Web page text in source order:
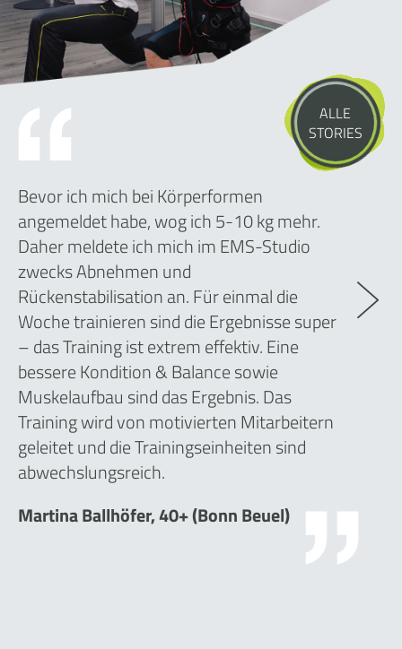
ALLE
STORIES
Bevor ich mich bei Körperformen
angemeldet habe, wog ich 5-10 kg mehr.
Daher meldete ich mich im EMS-Studio
zwecks Abnehmen und
Rückenstabilisation an. Für einmal die
Woche trainieren sind die Ergebnisse super
– das Training ist extrem effektiv. Eine
bessere Kondition & Balance sowie
Muskelaufbau sind das Ergebnis. Das
Training wird von motivierten Mitarbeitern
geleitet und die Trainingseinheiten sind
abwechslungsreich.
Martina Ballhöfer, 40+ (Bonn Beuel)